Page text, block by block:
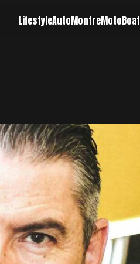
LifestyleAutoMontreMotoBoat